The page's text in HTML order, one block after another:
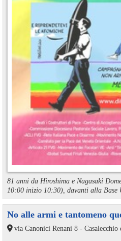
81 anni da Hiroshima e Nagasaki
10:00 inizio 10:30), davanti alla Base
No alle armi e tantomeno
via Canonici Renani 8 - Casalecchio